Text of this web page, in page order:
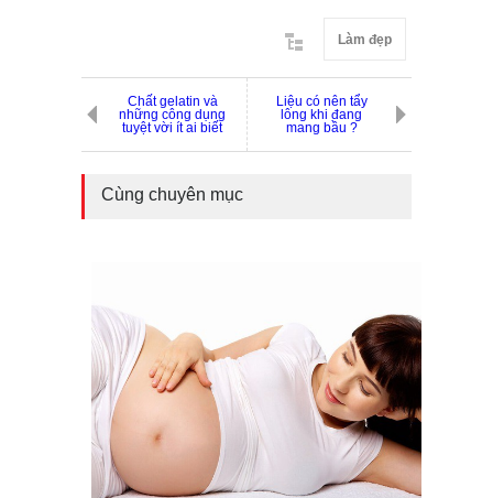
Làm đẹp
Chất gelatin và
những công dụng
tuyệt vời ít ai biết
Liệu có nên tẩy
lông khi đang
mang bầu ?
Cùng chuyên mục